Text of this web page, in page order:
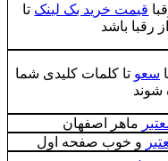
خرید بک لینک تا
کلمات کلیدی شما
اصفهان
صفحه اول